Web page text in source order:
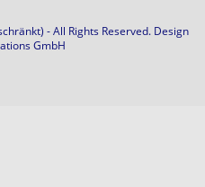
- All Rights Reserved. Design
GmbH